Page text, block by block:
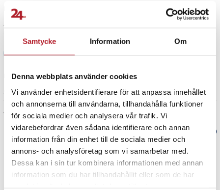
Samtycke Information Om
Denna webbplats använder cookies
Vi använder enhetsidentifierare för att anpassa innehållet
och annonserna till användarna, tillhandahålla funktioner
för sociala medier och analysera vår trafik. Vi
vidarebefordrar även sådana identifierare och annan
information från din enhet till de sociala medier och
annons- och analysföretag som vi samarbetar med.
Dessa kan i sin tur kombinera informationen med annan
information som du har tillhandahållit eller som de har
Kopplar lapptoppen till tv får jag störd.bild
4 år sedan
BE Bob Erlandsson
Kabel fungerar alldeles utmärkt
5 år sedan
Visa fler recensioner
Verified by Trustvoice
PRISGARANTI